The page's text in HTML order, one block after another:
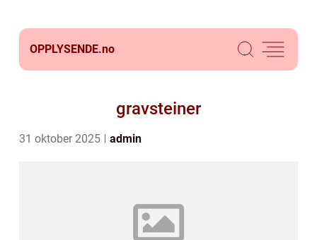
OPPLYSENDE.no
gravsteiner
31 oktober 2025 admin